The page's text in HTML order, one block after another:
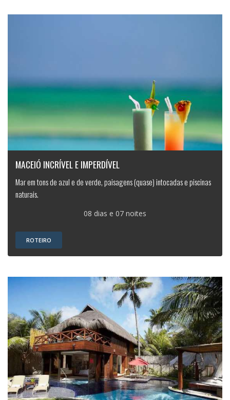
MACEIÓ INCRÍVEL E IMPERDÍVEL
Mar em tons de azul e de verde, paisagens (quase) intocadas e piscinas
naturais.
08 dias e 07 noites
ROTEIRO